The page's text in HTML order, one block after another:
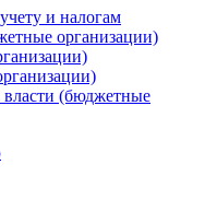
и налогам
организации)
власти (бюджетные